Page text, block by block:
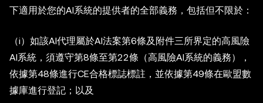
下適用於您的AI系統的提供者的全部義務，包括但不限於：
（i）如該AI代理屬於AI法案第6條及附件三所界定的高風險
AI系統，須遵守第8條至第22條（高風險AI系統的義務），
依據第48條進行CE合格標誌標註，並依據第49條在歐盟數
據庫進行登記；以及